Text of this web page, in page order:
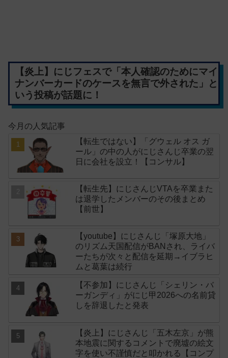
【炎上】にじフェスで「本人確認のためにマイ
ナンバーカードのケースを無言で外された」と
いう投稿が話題に！
今月の人気記事
【転生ではない】「グウェル オス ガ
ール」の中の人がにじさんじ卒業の翌
日に会社を設立！【コンサル】
【転生先】にじさんじVTAを卒業また
は退学したメンバーのその後まとめ
【前世】
【youtube】にじさんじ「塚原大地」
のリズム天国配信がBANされ、ライバ
ーたちが次々と配信を延期→イブラヒ
ムと葛葉は続行
【不参加】にじさんじ「シェリン・バ
ーガンディ」がにじ甲2026への名前貸
しを辞退したと発表
【炎上】にじさんじ「五木左京」が熊
本地震に関するコメントで廃墟の絵文
字を使い不謹慎だと叩かれる【コンプ